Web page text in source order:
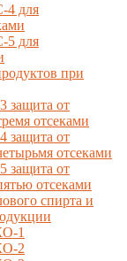
для
для
при
от
отсеками
от
отсеками
от
отсеками
спирта и
1
2